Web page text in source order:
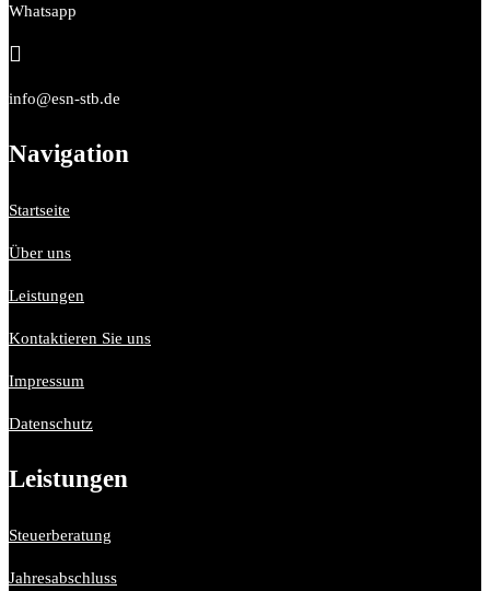
Whatsapp

info@esn-stb.de
Navigation
Startseite
Über uns
Leistungen
Kontaktieren Sie uns
Impressum
Datenschutz
Leistungen
Steuerberatung
Jahresabschluss